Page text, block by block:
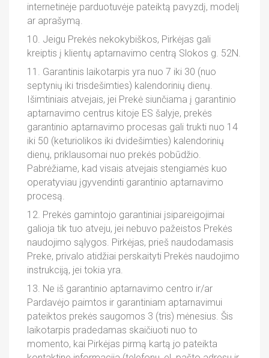
internetinėje parduotuvėje pateiktą pavyzdį, modelį
ar aprašymą.
10. Jeigu Prekės nekokybiškos, Pirkėjas gali
kreiptis į klientų aptarnavimo centrą Slokos g. 52N.
11. Garantinis laikotarpis yra nuo 7 iki 30 (nuo
septynių iki trisdešimties) kalendorinių dienų.
Išimtiniais atvejais, jei Prekė siunčiama į garantinio
aptarnavimo centrus kitoje ES šalyje, prekės
garantinio aptarnavimo procesas gali trukti nuo 14
iki 50 (keturiolikos iki dvidešimties) kalendorinių
dienų, priklausomai nuo prekės pobūdžio.
Pabrėžiame, kad visais atvejais stengiamės kuo
operatyviau įgyvendinti garantinio aptarnavimo
procesą.
12. Prekės gamintojo garantiniai įsipareigojimai
galioja tik tuo atveju, jei nebuvo pažeistos Prekės
naudojimo sąlygos. Pirkėjas, prieš naudodamasis
Preke, privalo atidžiai perskaityti Prekės naudojimo
instrukciją, jei tokia yra.
13. Ne iš garantinio aptarnavimo centro ir/ar
Pardavėjo paimtos ir garantiniam aptarnavimui
pateiktos prekės saugomos 3 (tris) mėnesius. Šis
laikotarpis pradedamas skaičiuoti nuo to
momento, kai Pirkėjas pirmą kartą jo pateikta